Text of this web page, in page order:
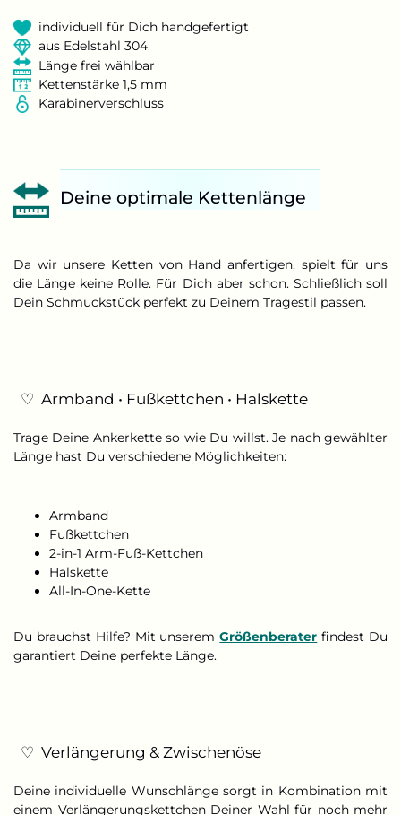
individuell für Dich handgefertigt
aus Edelstahl 304
Länge frei wählbar
Kettenstärke 1,5 mm
Karabinerverschluss
Deine optimale Kettenlänge
Da wir unsere Ketten von Hand anfertigen, spielt für uns
die Länge keine Rolle. Für Dich aber schon. Schließlich soll
Dein Schmuckstück perfekt zu Deinem Tragestil passen.
♡ Armband • Fußkettchen • Halskette
Trage Deine Ankerkette so wie Du willst. Je nach gewählter
Länge hast Du verschiedene Möglichkeiten:
Armband
Fußkettchen
2-in-1 Arm-Fuß-Kettchen
Halskette
All-In-One-Kette
Du brauchst Hilfe? Mit unseremGrößenberater findest Du
garantiert Deine perfekte Länge.
♡ Verlängerung & Zwischenöse
Deine individuelle Wunschlänge sorgt in Kombination mit
einem Verlängerungskettchen Deiner Wahl für noch mehr